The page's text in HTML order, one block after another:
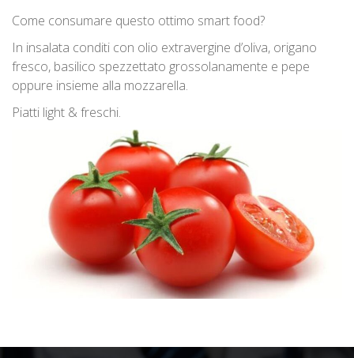
Come consumare questo ottimo smart food?
In insalata conditi con olio extravergine d’oliva, origano
fresco, basilico spezzettato grossolanamente e pepe
oppure insieme alla mozzarella.
Piatti light & freschi.